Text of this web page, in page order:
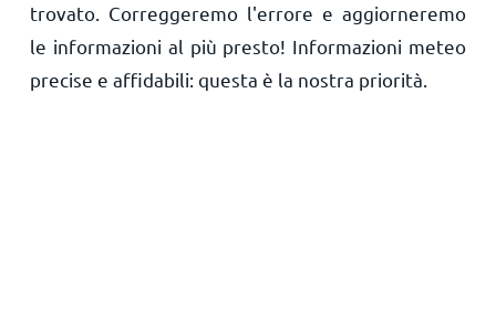
trovato. Correggeremo l'errore e aggiorneremo
le informazioni al più presto! Informazioni meteo
precise e affidabili: questa è la nostra priorità.